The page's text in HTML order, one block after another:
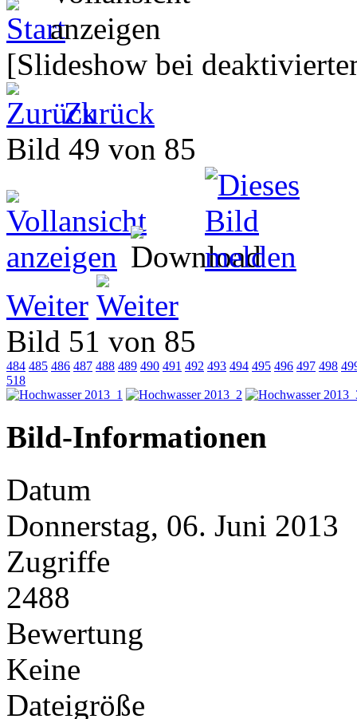
[Slideshow bei
Zurück
Bild 49 von 85
Weiter
Bild 51 von 85
484 485 486 487 488 489 490 491 492 493 494 495 496 497 498
518
Bild-Informationen
Datum
Donnerstag, 06. Juni 2013
Zugriffe
2488
Bewertung
Keine
Dateigröße